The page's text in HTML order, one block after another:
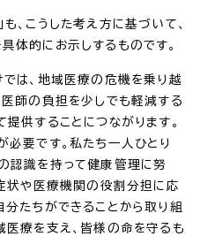
、こうした考え方に基づいて、
体的にお示しするものです。
では、地域医療の危機を乗り越
医師の負担を少しでも軽減する
供することにつながります。
必要です。私たち一人ひとり
認識を持って健康管理に努
状や医療機関の役割分担に応
分たちができることから取り組
医療を支え、皆様の命を守るも